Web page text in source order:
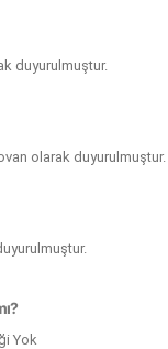
duyurulmuştur.
olarak duyurulmuştur.
Yok